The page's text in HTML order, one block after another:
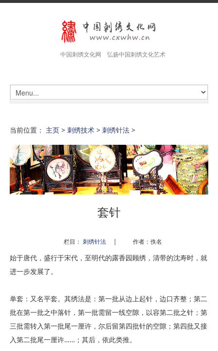
中国刺绣文化网 弘扬中国刺绣文化艺术
当前位置： 主页 > 刺绣技术 > 刺绣针法 >
套针
栏目： 刺绣针法| 作者：佚名
始于唐代，盛行于宋代，至明代的露香园顾绣，清带的沈寿时，就
进一步发展了。
单套：又名平套。其绣法是：第一批从边上起针，边口齐整；第二
批在第一批之中落针，第一批需留一线空隙，以容第二批之针；第
三批需转入第一批尾一厘许，尔后留第四批针的空隙；第四批又接
入第二批尾一厘许……；其后，依此类推。